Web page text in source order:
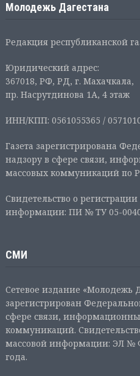
Молодежь Дагестана
Редакция республиканской
Юридический адрес:
367018, РФ, РД, г. Махачкала,
пр. Насрутдинова 1А, 4 этаж
ИНН/КПП: 0561055365 /
Газета зарегистрирована
надзору в сфере связи,
массовых коммуникаций по
Свидетельство о
информации: ПИ № ТУ 05-
СМИ
Сетевое издание «Молодежь
зарегистрирован
сфере связи,
коммуникаций.
массовой информации: ЭЛ №
года.